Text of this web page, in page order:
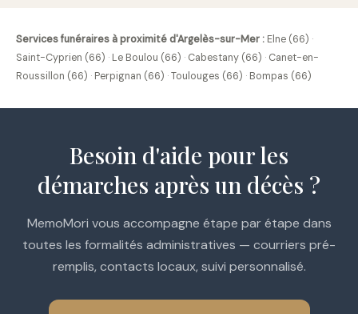
Services funéraires à proximité d'Argelès-sur-Mer : Elne (66) ·
Saint-Cyprien (66) · Le Boulou (66) · Cabestany (66) · Canet-en-
Roussillon (66) · Perpignan (66) ·Toulouges (66) · Bompas (66)
Besoin d'aide pour les
démarches après un décès ?
MemoMori vous accompagne étape par étape dans
toutes les formalités administratives — courriers pré-
remplis, contacts locaux, suivi personnalisé.